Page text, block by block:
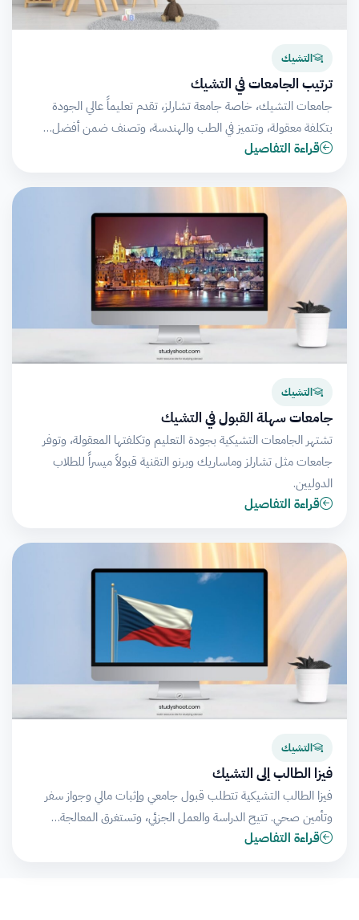
التشيك
ترتيب الجامعات في التشيك
جامعات التشيك، خاصة جامعة تشارلز، تقدم تعليماً عالي الجودة
بتكلفة معقولة، وتتميز في الطب والهندسة، وتصنف ضمن أفضل…
قراءة التفاصيل
التشيك
جامعات سهلة القبول في التشيك
تشتهر الجامعات التشيكية بجودة التعليم وتكلفتها المعقولة، وتوفر
جامعات مثل تشارلز وماساريك وبرنو التقنية قبولاً ميسراً للطلاب
الدوليين.
قراءة التفاصيل
التشيك
فيزا الطالب إلى التشيك
فيزا الطالب التشيكية تتطلب قبول جامعي وإثبات مالي وجواز سفر
وتأمين صحي. تتيح الدراسة والعمل الجزئي، وتستغرق المعالجة…
قراءة التفاصيل